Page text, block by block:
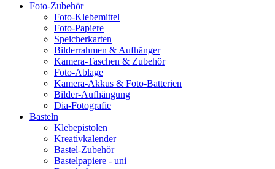
Foto-Zubehör
Foto-Klebemittel
Foto-Papiere
Speicherkarten
Bilderrahmen & Aufhänger
Kamera-Taschen & Zubehör
Foto-Ablage
Kamera-Akkus & Foto-Batterien
Bilder-Aufhängung
Dia-Fotografie
Basteln
Klebepistolen
Kreativkalender
Bastel-Zubehör
Bastelpapiere - uni